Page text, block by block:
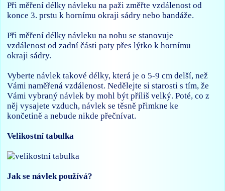
Při měření délky návleku na paži změřte vzdálenost od
konce 3. prstu k hornímu okraji sádry nebo bandáže.
Při měření délky návleku na nohu se stanovuje
vzdálenost od zadní části paty přes lýtko k hornímu
okraji sádry.
Vyberte návlek takové délky, která je o 5-9 cm delší, než
Vámi naměřená vzdálenost. Nedělejte si starosti s tím, že
Vámi vybraný návlek by mohl být příliš velký. Poté, co z
něj vysajete vzduch, návlek se těsně přimkne ke
končetině a nebude nikde přečnívat.
Velikostní tabulka
Jak se návlek používá?